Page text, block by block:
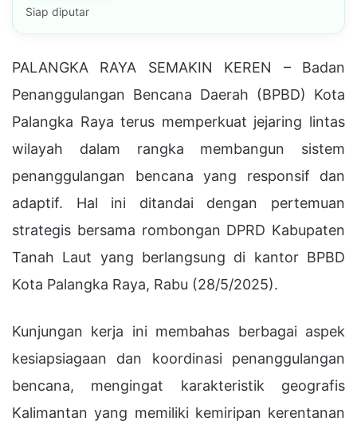
Siap diputar
PALANGKA RAYA SEMAKIN KEREN – Badan
Penanggulangan Bencana Daerah (BPBD) Kota
Palangka Raya terus memperkuat jejaring lintas
wilayah dalam rangka membangun sistem
penanggulangan bencana yang responsif dan
adaptif. Hal ini ditandai dengan pertemuan
strategis bersama rombongan DPRD Kabupaten
Tanah Laut yang berlangsung di kantor BPBD
Kota Palangka Raya, Rabu (28/5/2025).
Kunjungan kerja ini membahas berbagai aspek
kesiapsiagaan dan koordinasi penanggulangan
bencana, mengingat karakteristik geografis
Kalimantan yang memiliki kemiripan kerentanan